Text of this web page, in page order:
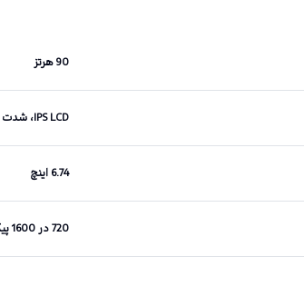
90 هرتز
IPS LCD، شدت روشنایی 570 نیت
6.74 اینچ
720 در 1600 پیکسل